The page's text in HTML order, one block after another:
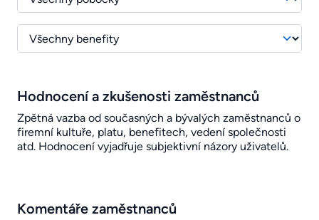
Hodnocení a zkušenosti zaměstnanců
Zpětná vazba od současných a bývalých zaměstnanců o
firemní kultuře, platu, benefitech, vedení společnosti
atd. Hodnocení vyjadřuje subjektivní názory uživatelů.
Komentáře zaměstnanců